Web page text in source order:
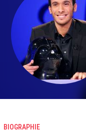
BIOGRAPHIE